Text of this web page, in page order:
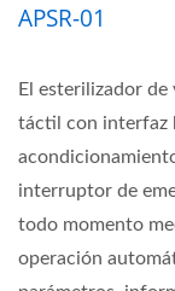
APSR-01
El esterilizador
táctil con interfaz
interruptor de
todo momento
operación